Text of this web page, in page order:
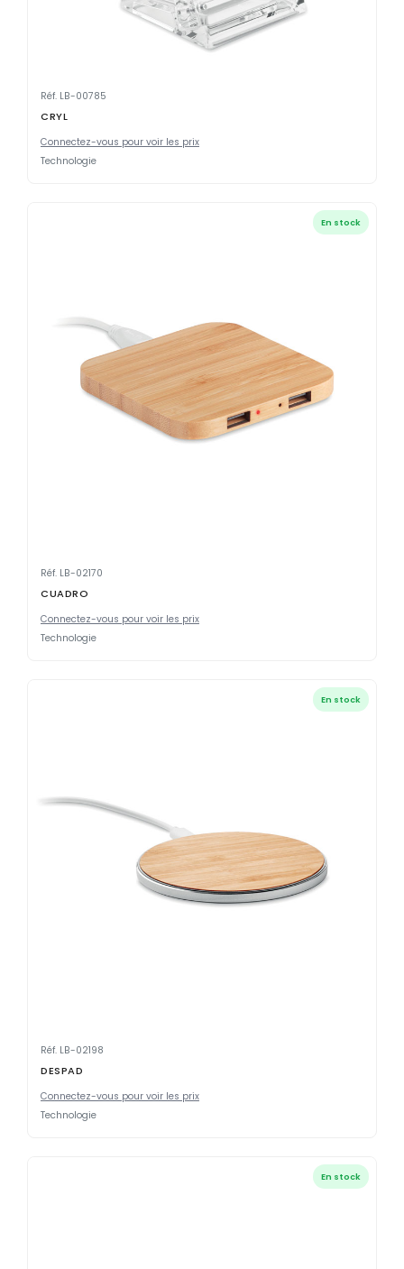
Réf. LB-00785
CRYL
Connectez-vous pour voir les prix
Technologie
En stock
Réf. LB-02170
CUADRO
Connectez-vous pour voir les prix
Technologie
En stock
Réf. LB-02198
DESPAD
Connectez-vous pour voir les prix
Technologie
En stock